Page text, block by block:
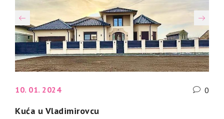
10. 01. 2024 0
Kuća u Vladimirovcu